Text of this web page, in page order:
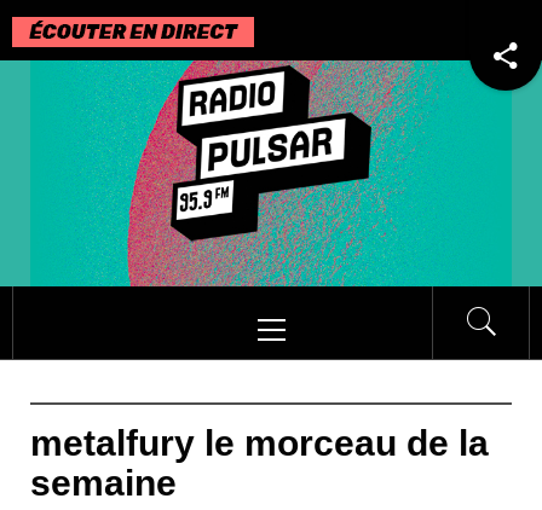
Passer
au
contenu
principal
metalfury le morceau de la
semaine